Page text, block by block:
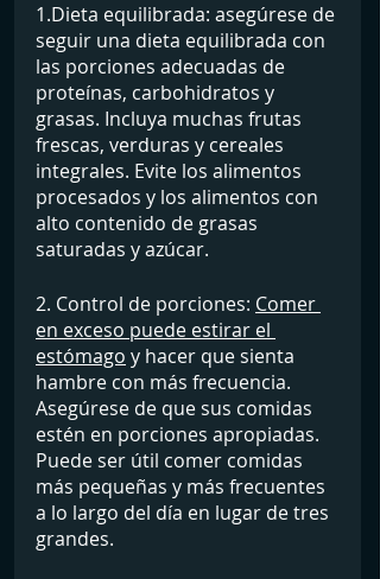
1.Dieta equilibrada: asegúrese de
seguir una dieta equilibrada con
las porciones adecuadas de
proteínas, carbohidratos y
grasas. Incluya muchas frutas
frescas, verduras y cereales
integrales. Evite los alimentos
procesados y los alimentos con
alto contenido de grasas
saturadas y azúcar.
2. Control de porciones: Comer
en exceso puede estirar el
estómago y hacer que sienta
hambre con más frecuencia.
Asegúrese de que sus comidas
estén en porciones apropiadas.
Puede ser útil comer comidas
más pequeñas y más frecuentes
a lo largo del día en lugar de tres
grandes.